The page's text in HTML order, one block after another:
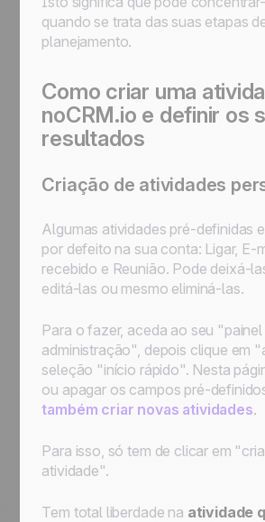
quando se trata das suas etapas
planejamento.
Como criar uma
noCRM.io e definir os
resultados
Criação de atividades
Algumas atividades pré-definidas
por defeito na sua conta: Ligar, E-
recebido e Reunião. Pode deixá-
editá-las ou mesmo eliminá-las.
Para o fazer, aceda ao seu "painel
administração", depois clique em
seleção "início rápido". Nesta
ou apagar os campos pré-
também criar novas atividades.
Para isso, só tem de clicar em
atividade".
Tem total liberdade na atividade